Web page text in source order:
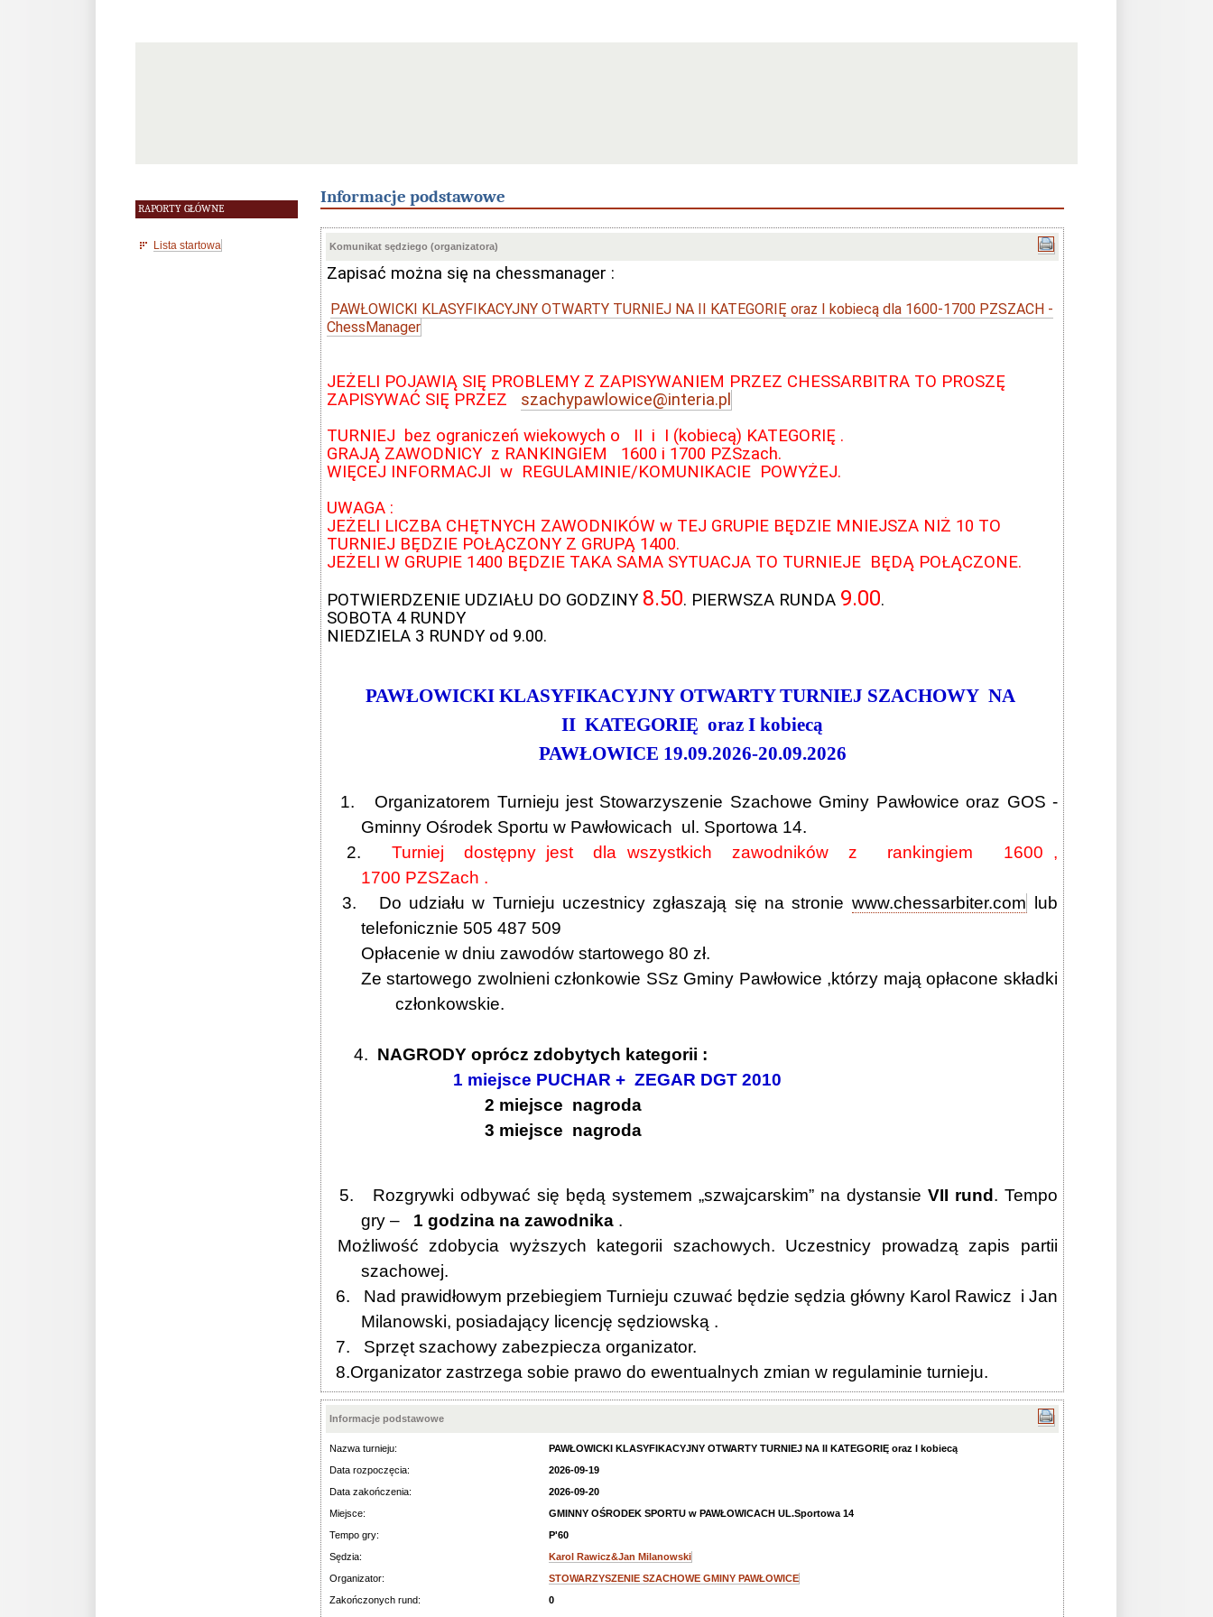
RAPORTY GŁÓWNE
Lista startowa
Informacje podstawowe
Komunikat sędziego (organizatora)
Zapisać można się na chessmanager :
PAWŁOWICKI KLASYFIKACYJNY OTWARTY TURNIEJ NA II KATEGORIĘ oraz I kobiecą dla 1600-1700 PZSZACH -
ChessManager
JEŻELI POJAWIĄ SIĘ PROBLEMY Z ZAPISYWANIEM PRZEZ CHESSARBITRA TO PROSZĘ
ZAPISYWAĆ SIĘ PRZEZ szachypawlowice@interia.pl
TURNIEJ bez ograniczeń wiekowych o II i I (kobiecą) KATEGORIĘ .
GRAJĄ ZAWODNICY z RANKINGIEM 1600 i 1700 PZSzach.
WIĘCEJ INFORMACJI w REGULAMINIE/KOMUNIKACIE POWYŻEJ.
UWAGA :
JEŻELI LICZBA CHĘTNYCH ZAWODNIKÓW w TEJ GRUPIE BĘDZIE MNIEJSZA NIŻ 10 TO
TURNIEJ BĘDZIE POŁĄCZONY Z GRUPĄ 1400.
JEŻELI W GRUPIE 1400 BĘDZIE TAKA SAMA SYTUACJA TO TURNIEJE BĘDĄ POŁĄCZONE.
POTWIERDZENIE UDZIAŁU DO GODZINY 8.50. PIERWSZA RUNDA 9.00.
SOBOTA 4 RUNDY
NIEDZIELA 3 RUNDY od 9.00.
PAWŁOWICKI KLASYFIKACYJNY OTWARTY TURNIEJ SZACHOWY NA
II KATEGORIĘ oraz I kobiecą
PAWŁOWICE 19.09.2026-20.09.2026
1. Organizatorem Turnieju jest Stowarzyszenie Szachowe Gminy Pawłowice oraz GOS -
Gminny Ośrodek Sportu w Pawłowicach ul. Sportowa 14.
2. Turniej dostępny jest dla wszystkich zawodników z rankingiem 1600 ,
1700 PZSZach .
3. Do udziału w Turnieju uczestnicy zgłaszają się na stronie www.chessarbiter.com lub
telefonicznie 505 487 509
Opłacenie w dniu zawodów startowego 80 zł.
Ze startowego zwolnieni członkowie SSz Gminy Pawłowice ,którzy mają opłacone składki
członkowskie.
4. NAGRODY oprócz zdobytych kategorii :
1 miejsce PUCHAR + ZEGAR DGT 2010
2 miejsce nagroda
3 miejsce nagroda
5. Rozgrywki odbywać się będą systemem „szwajcarskim” na dystansie VII rund . Tempo
gry –
1 godzina na zawodnika .
Możliwość zdobycia wyższych kategorii szachowych. Uczestnicy prowadzą zapis partii
szachowej.
6. Nad prawidłowym przebiegiem Turnieju czuwać będzie sędzia główny Karol Rawicz i Jan
Milanowski, posiadający licencję sędziowską .
7. Sprzęt szachowy zabezpiecza organizator.
8.Organizator zastrzega sobie prawo do ewentualnych zmian w regulaminie turnieju.
Informacje podstawowe
Nazwa turnieju:
PAWŁOWICKI KLASYFIKACYJNY OTWARTY TURNIEJ NA II KATEGORIĘ oraz I kobiecą
Data rozpoczęcia:
2026-09-19
Data zakończenia:
2026-09-20
Miejsce:
GMINNY OŚRODEK SPORTU w PAWŁOWICACH UL.Sportowa 14
Tempo gry:
P'60
Sędzia:
Karol Rawicz&Jan Milanowski
Organizator:
STOWARZYSZENIE SZACHOWE GMINY PAWŁOWICE
Zakończonych rund:
0